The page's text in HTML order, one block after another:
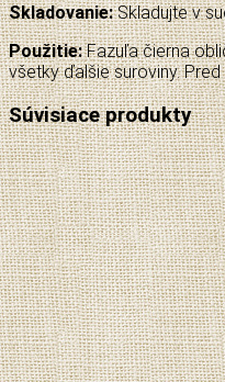
Skladovanie:Skladujte v
Použitie:Fazuľa čierna
všetky ďalšie suroviny.
Súvisiace produkty